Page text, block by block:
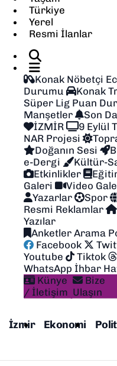
Türkiye
Yerel
Resmi İlanlar
Konak Nöbetçi
Durumu
Konak
Süper Lig Puan
Manşetler
Son
İZMİR
9 Eylül
NAR Projesi
Doğanın Sesi
e-Dergi
Kültür-
Etkinlikler
Galeri
Video
Yazarlar
Spor
Resmi Reklamlar
Yazılar
Anketler Arama
Facebook
Youtube
Tiktok
WhatsApp İhbar
Künye
/ İletişim
Bize
Ulaşın
İzmir Ekonomi
SAĞLIK
SPOR
TEKNOLOJİ
YAŞAM
YEREL